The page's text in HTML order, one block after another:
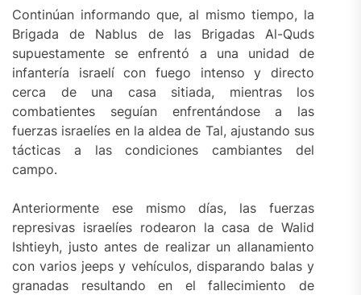
Continúan informando que, al mismo tiempo, la
Brigada de Nablus de las Brigadas Al-Quds
supuestamente se enfrentó a una unidad de
infantería israelí con fuego intenso y directo
cerca de una casa sitiada, mientras los
combatientes seguían enfrentándose a las
fuerzas israelíes en la aldea de Tal, ajustando sus
tácticas a las condiciones cambiantes del
campo.
Anteriormente ese mismo días, las fuerzas
represivas israelíes rodearon la casa de Walid
Ishtieyh, justo antes de realizar un allanamiento
con varios jeeps y vehículos, disparando balas y
granadas resultando en el fallecimiento de